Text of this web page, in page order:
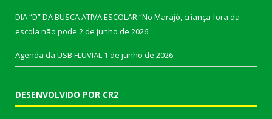
DIA “D” DA BUSCA ATIVA ESCOLAR “No Marajó, criança fora da
escola não pode 2 de junho de 2026
Agenda da USB FLUVIAL 1 de junho de 2026
DESENVOLVIDO POR CR2